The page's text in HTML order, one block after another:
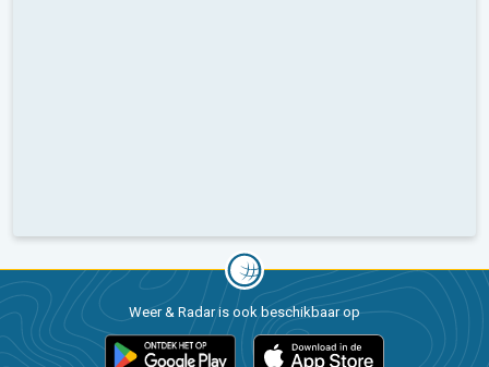
Weer & Radar is ook beschikbaar op